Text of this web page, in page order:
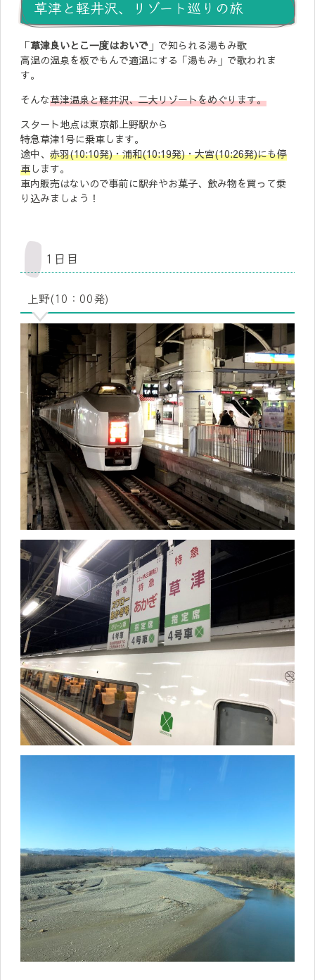
草津と軽井沢、リゾート巡りの旅
「草津良いとこ一度はおいで 」で知られる湯もみ歌
高温の温泉を板でもんで適温にする「湯もみ」で歌われま
す。
そんな草津温泉と軽井沢、二大リゾートをめぐります。
スタート地点は東京都上野駅から
特急草津1号に乗車します。
途中、 赤羽(10:10発)・浦和(10:19発)・大宮(10:26発)にも停
車 します。
車内販売はないので事前に駅弁やお菓子、飲み物を買って乗
り込みましょう！
1日目
上野(10：00発)